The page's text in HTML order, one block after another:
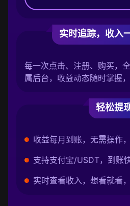
实时追踪，收入
每一次点击、注册、购买，
属后台，收益动态随时掌握
轻松提
收益每月到账，无需操作
支持支付宝/USDT，到账
实时查看收入，想看就看